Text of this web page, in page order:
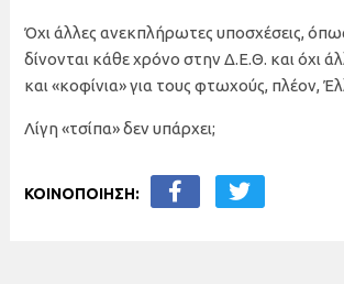
Όχι άλλες ανεκπλήρωτες υποσχέσεις,
δίνονται κάθε χρόνο στην Δ.Ε.Θ. και όχι
και «κοφίνια» για τους φτωχούς, πλέον,
Λίγη «τσίπα» δεν υπάρχει;
ΚΟΙΝΟΠΟΙΗΣΗ: